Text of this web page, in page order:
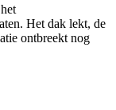
Het dak lekt, de
ontbreekt nog